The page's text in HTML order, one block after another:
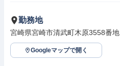
勤務地
宮崎県宮崎市清武町木原3558番地
Googleマップで開く